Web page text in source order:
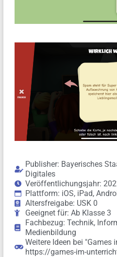
Publisher: Bayerisches
Digitales
Veröffentlichungsjahr:
Plattform: iOS, iPad,
Altersfreigabe: USK 0
Geeignet für: Ab Klasse 3
Fachbezug: Technik,
Medienbildung
Weitere Ideen bei "Games
https://games-im-